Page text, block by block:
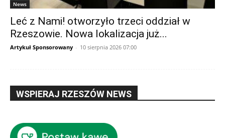
News
Leć z Nami! otworzyło trzeci oddział w
Rzeszowie. Nowa lokalizacja już...
Artykuł Sponsorowany - 10 sierpnia 2026 07:00
WSPIERAJ RZESZÓW NEWS